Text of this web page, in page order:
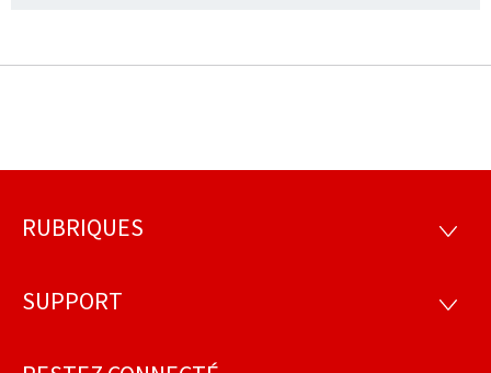
Pied
page
RUBRIQUES
SUPPORT